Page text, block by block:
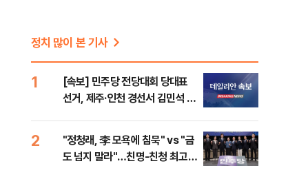
정치 많이 본 기사
1
[속보] 민주당 전당대회 당대표
선거, 제주·인천 경선서 김민석 승
2
"정청래, 李 모욕에 침묵" vs "금
도 넘지 말라"…친명-친청 최고위